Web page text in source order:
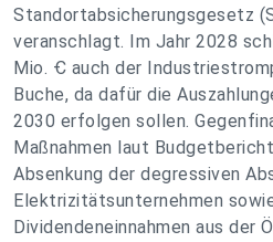
Standortabsicherungsgesetz
veranschlagt. Im Jahr 2028
Mio. Ꞓ auch der
Buche, da dafür die
2030 erfolgen sollen.
Maßnahmen laut
Absenkung der degressiven
Elektrizitätsunternehmen
Dividendeneinnahmen aus der